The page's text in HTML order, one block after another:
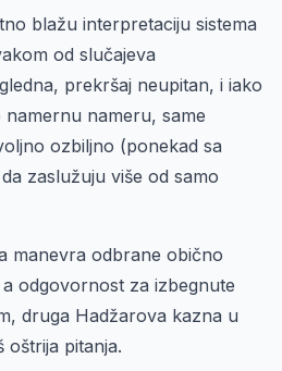
blažu interpretaciju sistema
od slučajeva
prekršaj neupitan, i iako
nameru, same
ozbiljno (ponekad sa
zaslužuju više od samo
manevra odbrane obično
odgovornost za izbegnute
druga Hadžarova kazna u
oštrija pitanja.